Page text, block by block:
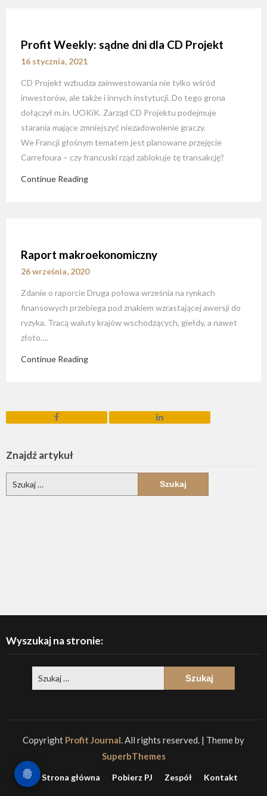
Profit Weekly: sądne dni dla CD Projekt
16 stycznia, 2021
CD Projekt wzbudza zainwestowania nie tylko wśród
inwestorów, ale także i innych instytucji. Do tego grona
dołączył m.in. UOKiK. Zarząd CD Projektu podejmuje
starania mające zmniejszyć niezadowolenie graczy.
We Francji głośnym tematem jest planowane przejęcie
Carrefoura – czy francuski rząd zablokuje tę transakcję?
Continue Reading
Raport makroekonomiczny
26 września, 2020
Zdanie o raporcie Druga połowa września na rynkach
finansowych przebiega pod znakiem wzrastającej awersji do
ryzyka. Tracą waluty krajów wschodzących, giełdy, a nawet
złoto….
Continue Reading
Znajdź artykuł
Wyszukaj na stronie:
Copyright Profit Journal. All rights reserved. | Theme by
SuperbThemes
Strona główna Pobierz PJ Zespół Kontakt